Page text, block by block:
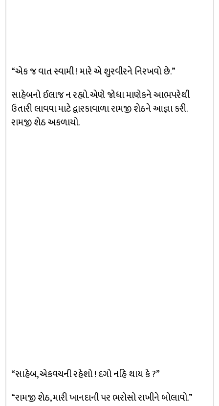
“એક જ વાત સ્વામી ! મારે એ શુરવીરને નિરખવો છે.”
સાહેબનો ઈલાજ ન રહ્યો. એણે જોધા માણેકને આભપરેથી
ઉતારી લાવવા માટે દ્વારકાવાળા રામજી શેઠને આજ્ઞા કરી.
રામજી શેઠ અકળાયો.
“સાહેબ, એકવચની રહેશો ! દગો નહિ થાય કે ?”
“રામજી શેઠ, મારી ખાનદાની પર ભરોસો રાખીને બોલાવો.”